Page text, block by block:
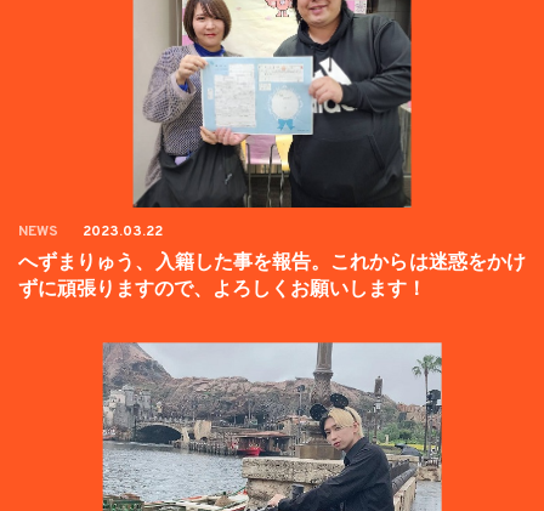
NEWS 2023.03.22
へずまりゅう、入籍した事を報告。これからは迷惑をかけ
ずに頑張りますので、よろしくお願いします！